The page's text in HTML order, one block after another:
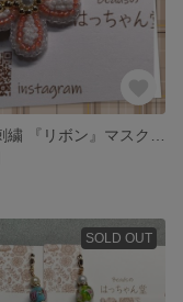
SOLD OUT